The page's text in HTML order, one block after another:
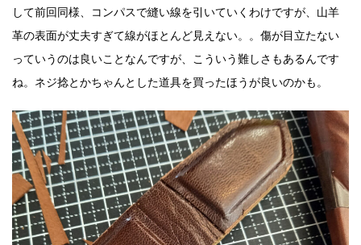
して前回同様、コンパスで縫い線を引いていくわけですが、山羊
革の表面が丈夫すぎて線がほとんど見えない。。傷が目立たない
っていうのは良いことなんですが、こういう難しさもあるんです
ね。ネジ捻とかちゃんとした道具を買ったほうが良いのかも。